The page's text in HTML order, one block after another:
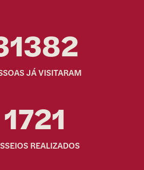
JÁ VISITARAM
1721
REALIZADOS